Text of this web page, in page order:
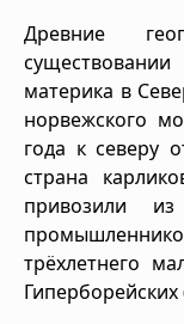
Древние
материка в
норвежского
года к северу
страна
привозили
трёхлетнего
Гиперборейских